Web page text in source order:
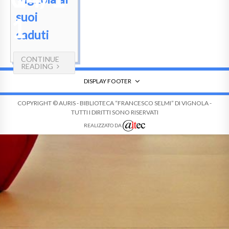
1
suoi
caduti
CONTINUE
READING
DISPLAY FOOTER
COPYRIGHT © AURIS - BIBLIOTECA “FRANCESCO SELMI” DI VIGNOLA -
TUTTI I DIRITTI SONO RISERVATI
REALIZZATO DA